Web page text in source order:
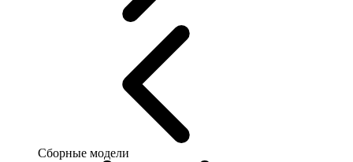
Сборные модели